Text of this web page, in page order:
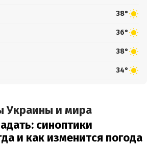
38°
36°
38°
34°
Украины и мира
синоптики
и как изменится погода